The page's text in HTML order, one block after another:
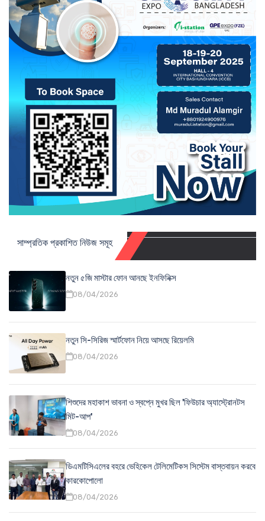
সাম্প্রতিক প্রকাশিত নিউজ সমূহ
নতুন ৫জি মাস্টার ফোন আনছে ইনফিনিক্স
08/04/2026
নতুন সি-সিরিজ স্মার্টফোন নিয়ে আসছে রিয়েলমি
08/04/2026
শিশুদের মহাকাশ ভাবনা ও স্বপ্নে মুখর ছিল 'ফিউচার অ্যাস্ট্রোনটস
মিট-আপ'
08/04/2026
ডিএমটিসিএলের বহরে ভেহিকেল টেলিমেটিকস সিস্টেম বাস্তবায়ন করবে
কারকোপোলো
08/04/2026